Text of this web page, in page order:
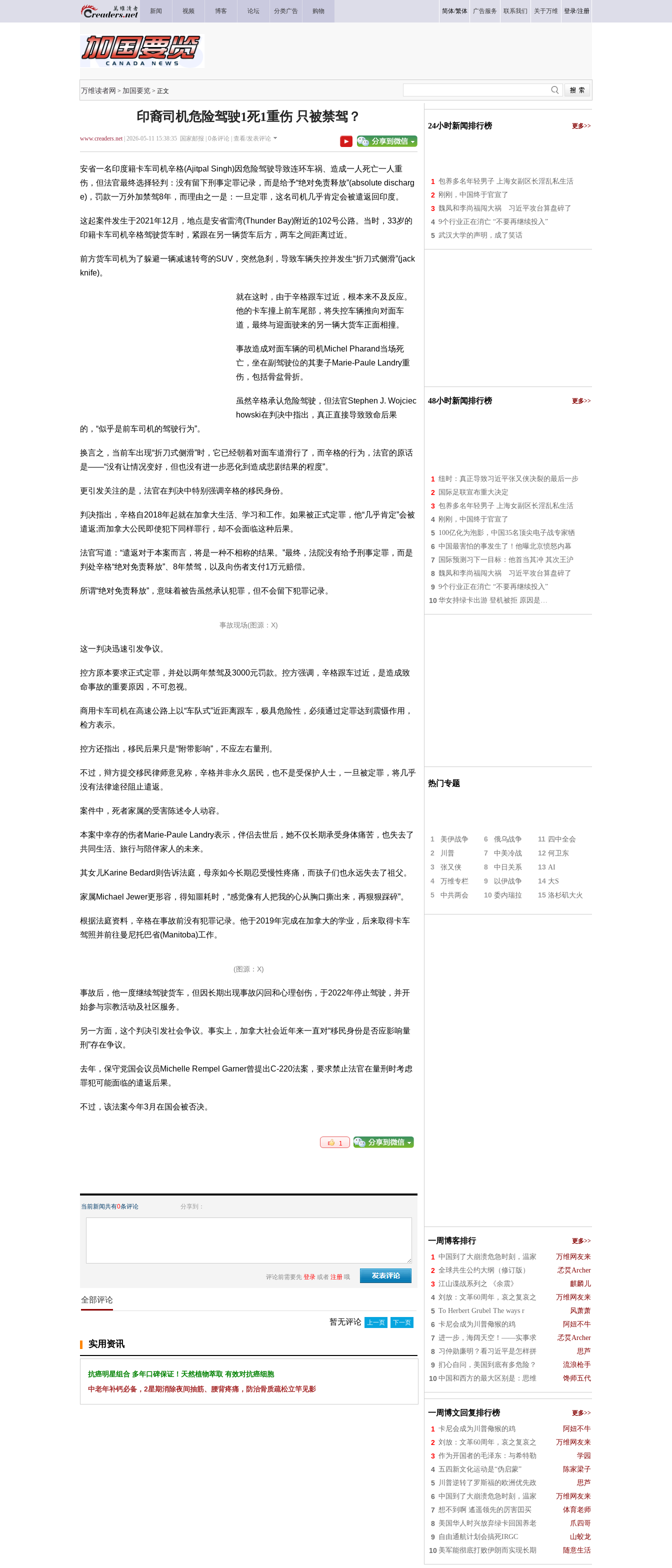
新闻 视频 博客 论坛 分类广告 购物 简体/繁体 广告服务 联系我们 关于万维 登录/注册
万维读者网 > 加国要览 > 正文
印裔司机危险驾驶1死1重伤 只被禁驾？
www.creaders.net| 2026-05-11 15:38:35 国家邮报 | 0条评论 | 查看/发表评论
安省一名印度籍卡车司机辛格(Ajitpal Singh)因危险驾驶导致连环车祸、造成一人死亡一人重
伤，但法官最终选择轻判：没有留下刑事定罪记录，而是给予“绝对免责释放”(absolute discharg
e)，罚款一万外加禁驾8年，而理由之一是：一旦定罪，这名司机几乎肯定会被遣返回印度。
这起案件发生于2021年12月，地点是安省雷湾(Thunder Bay)附近的102号公路。当时，33岁的
印籍卡车司机辛格驾驶货车时，紧跟在另一辆货车后方，两车之间距离过近。
前方货车司机为了躲避一辆减速转弯的SUV，突然急刹，导致车辆失控并发生“折刀式侧滑”(jack
knife)。
就在这时，由于辛格跟车过近，根本来不及反应。
他的卡车撞上前车尾部，将失控车辆推向对面车
道，最终与迎面驶来的另一辆大货车正面相撞。
事故造成对面车辆的司机Michel Pharand当场死
亡，坐在副驾驶位的其妻子Marie-Paule Landry重
伤，包括骨盆骨折。
虽然辛格承认危险驾驶，但法官Stephen J. Wojciec
howski在判决中指出，真正直接导致致命后果
的，“似乎是前车司机的驾驶行为”。
换言之，当前车出现“折刀式侧滑”时，它已经朝着对面车道滑行了，而辛格的行为，法官的原话
是——“没有让情况变好，但也没有进一步恶化到造成悲剧结果的程度”。
更引发关注的是，法官在判决中特别强调辛格的移民身份。
判决指出，辛格自2018年起就在加拿大生活、学习和工作。如果被正式定罪，他“几乎肯定”会被
遣返;而加拿大公民即使犯下同样罪行，却不会面临这种后果。
法官写道：“遣返对于本案而言，将是一种不相称的结果。”最终，法院没有给予刑事定罪，而是
判处辛格“绝对免责释放”、8年禁驾，以及向伤者支付1万元赔偿。
所谓“绝对免责释放”，意味着被告虽然承认犯罪，但不会留下犯罪记录。
事故现场(图源：X)
这一判决迅速引发争议。
控方原本要求正式定罪，并处以两年禁驾及3000元罚款。控方强调，辛格跟车过近，是造成致
命事故的重要原因，不可忽视。
商用卡车司机在高速公路上以“车队式”近距离跟车，极具危险性，必须通过定罪达到震慑作用，
检方表示。
控方还指出，移民后果只是“附带影响”，不应左右量刑。
不过，辩方提交移民律师意见称，辛格并非永久居民，也不是受保护人士，一旦被定罪，将几乎
没有法律途径阻止遣返。
案件中，死者家属的受害陈述令人动容。
本案中幸存的伤者Marie-Paule Landry表示，伴侣去世后，她不仅长期承受身体痛苦，也失去了
共同生活、旅行与陪伴家人的未来。
其女儿Karine Bedard则告诉法庭，母亲如今长期忍受慢性疼痛，而孩子们也永远失去了祖父。
家属Michael Jewer更形容，得知噩耗时，“感觉像有人把我的心从胸口撕出来，再狠狠踩碎”。
根据法庭资料，辛格在事故前没有犯罪记录。他于2019年完成在加拿大的学业，后来取得卡车
驾照并前往曼尼托巴省(Manitoba)工作。
(图源：X)
事故后，他一度继续驾驶货车，但因长期出现事故闪回和心理创伤，于2022年停止驾驶，并开
始参与宗教活动及社区服务。
另一方面，这个判决引发社会争议。事实上，加拿大社会近年来一直对“移民身份是否应影响量
刑”存在争议。
去年，保守党国会议员Michelle Rempel Garner曾提出C-220法案，要求禁止法官在量刑时考虑
罪犯可能面临的遣返后果。
不过，该法案今年3月在国会被否决。
1
当前新闻共有0条评论 分享到：
评论前需要先 登录 或者 注册 哦
全部评论
暂无评论 上一页 下一页
实用资讯
抗癌明星组合 多年口碑保证！天然植物萃取 有效对抗癌细胞
中老年补钙必备，2星期消除夜间抽筋、腰背疼痛，防治骨质疏松立竿见影
24小时新闻排行榜 更多>>
1 包养多名年轻男子 上海女副区长淫乱私生活
2 刚刚，中国终于官宣了
3 魏凤和李尚福闯大祸 习近平攻台算盘碎了
4 9个行业正在消亡 “不要再继续投入”
5 武汉大学的声明，成了笑话
48小时新闻排行榜 更多>>
1 纽时：真正导致习近平张又侠决裂的最后一步
2 国际足联宣布重大决定
3 包养多名年轻男子 上海女副区长淫乱私生活
4 刚刚，中国终于官宣了
5 100亿化为泡影，中国35名顶尖电子战专家牺
6 中国最害怕的事发生了！他曝北京愤怒内幕
7 国际预测习下一目标：他首当其冲 其次王沪
8 魏凤和李尚福闯大祸 习近平攻台算盘碎了
9 9个行业正在消亡 “不要再继续投入”
10 华女持绿卡出游 登机被拒 原因是…
热门专题
1 美伊战争 6 俄乌战争 11 四中全会
2 川普 7 中美冷战 12 何卫东
3 张又侠 8 中日关系 13 AI
4 万维专栏 9 以伊战争 14 大S
5 中共两会 10 委内瑞拉 15 洛杉矶大火
一周博客排行 更多>>
1 中国到了大崩溃危急时刻，温家 万维网友来
2 全球共生公约大纲（修订版） 孞烎Archer
3 江山谍战系列之 《余震》 麒麟儿
4 刘放：文革60周年，哀之复哀之 万维网友来
5 To Herbert Grubel The ways r 风萧萧
6 卡尼会成为川普儆猴的鸡 阿妞不牛
7 进一步，海阔天空！——实事求 孞烎Archer
8 习仲勋廉明？看习近平是怎样拼 思芦
9 扪心自问，美国到底有多危险？ 流浪枪手
10 中国和西方的最大区别是：思维 馋师五代
一周博文回复排行榜 更多>>
1 卡尼会成为川普儆猴的鸡 阿妞不牛
2 刘放：文革60周年，哀之复哀之 万维网友来
3 作为开国者的毛泽东：与希特勒 学园
4 五四新文化运动是“伪启蒙” 陈家梁子
5 川普逆转了罗斯福的欧洲优先政 思芦
6 中国到了大崩溃危急时刻，温家 万维网友来
7 想不到啊 遙遥领先的厉害囯买 体育老师
8 美国华人时兴放弃绿卡回国养老 爪四哥
9 自由通航计划会搞死IRGC 山蛟龙
10 美军能彻底打败伊朗而实现长期 随意生活